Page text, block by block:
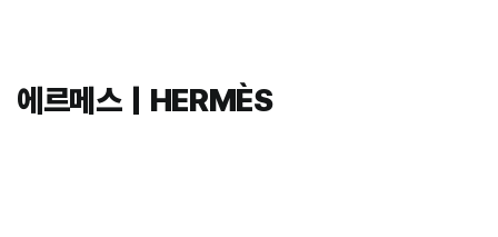
에르메스｜HERMÈS